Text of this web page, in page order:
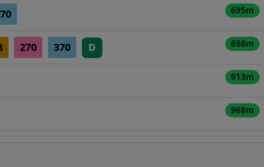
695m
270 370 D 698m
913m
968m